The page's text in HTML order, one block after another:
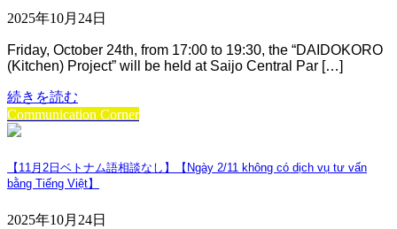
2025年10月24日
Friday, October 24th, from 17:00 to 19:30, the “DAIDOKORO
(Kitchen) Project” will be held at Saijo Central Par […]
続きを読む
Communication Corner
【11月2日ベトナム語相談なし】【Ngày 2/11 không có dịch vụ tư vấn
bằng Tiếng Việt】
2025年10月24日